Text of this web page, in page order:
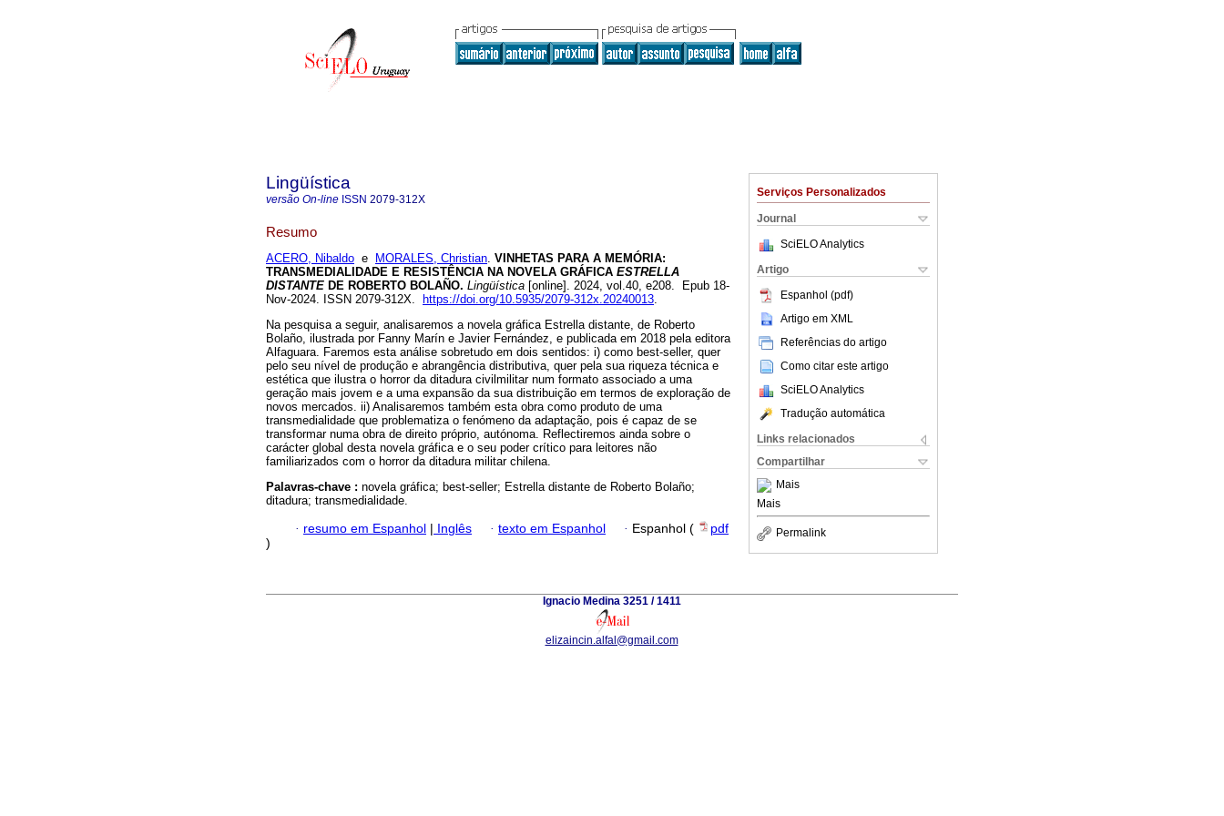
Serviços Personalizados
Journal
SciELO Analytics
Artigo
Espanhol (pdf)
Artigo em XML
Referências do artigo
Como citar este artigo
SciELO Analytics
Tradução automática
Links relacionados
Compartilhar
Mais
Mais
Permalink
Lingüística
versão On-line ISSN 2079-312X
Resumo
ACERO, Nibaldo e MORALES, Christian. VINHETAS PARA A MEMÓRIA:
TRANSMEDIALIDADE E RESISTÊNCIA NA NOVELA GRÁFICA ESTRELLA
DISTANTE DE ROBERTO BOLAÑO. Lingüística [online]. 2024, vol.40, e208. Epub 18-
Nov-2024. ISSN 2079-312X.
https://doi.org/10.5935/2079-312x.20240013.
Na pesquisa a seguir, analisaremos a novela gráfica Estrella distante, de Roberto
Bolaño, ilustrada por Fanny Marín e Javier Fernández, e publicada em 2018 pela editora
Alfaguara. Faremos esta análise sobretudo em dois sentidos: i) como best-seller, quer
pelo seu nível de produção e abrangência distributiva, quer pela sua riqueza técnica e
estética que ilustra o horror da ditadura civilmilitar num formato associado a uma
geração mais jovem e a uma expansão da sua distribuição em termos de exploração de
novos mercados. ii) Analisaremos também esta obra como produto de uma
transmedialidade que problematiza o fenómeno da adaptação, pois é capaz de se
transformar numa obra de direito próprio, autónoma. Reflectiremos ainda sobre o
carácter global desta novela gráfica e o seu poder crítico para leitores não
familiarizados com o horror da ditadura militar chilena.
Palavras-chave : novela gráfica; best-seller; Estrella distante de Roberto Bolaño;
ditadura; transmedialidade.
· resumo em Espanhol | Inglês · texto em Espanhol · Espanhol (
pdf
)
Ignacio Medina 3251 / 1411
elizaincin.alfal@gmail.com